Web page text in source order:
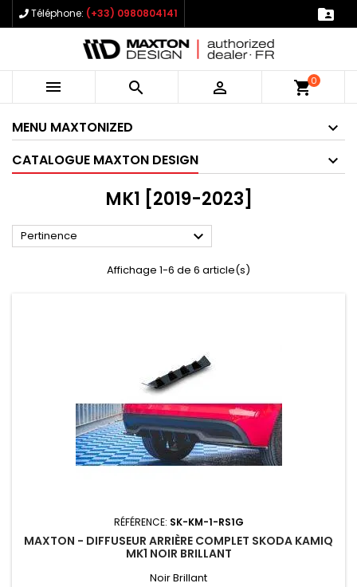
Téléphone: (+33) 0980804141 
   shopping_cart0
MENU MAXTONIZED
CATALOGUE MAXTON DESIGN
MK1 [2019-2023]
Pertinence 
Affichage 1-6 de 6 article(s)
RÉFÉRENCE: SK-KM-1-RS1G
MAXTON - DIFFUSEUR ARRIÈRE COMPLET SKODA KAMIQ
MK1 NOIR BRILLANT
Noir Brillant